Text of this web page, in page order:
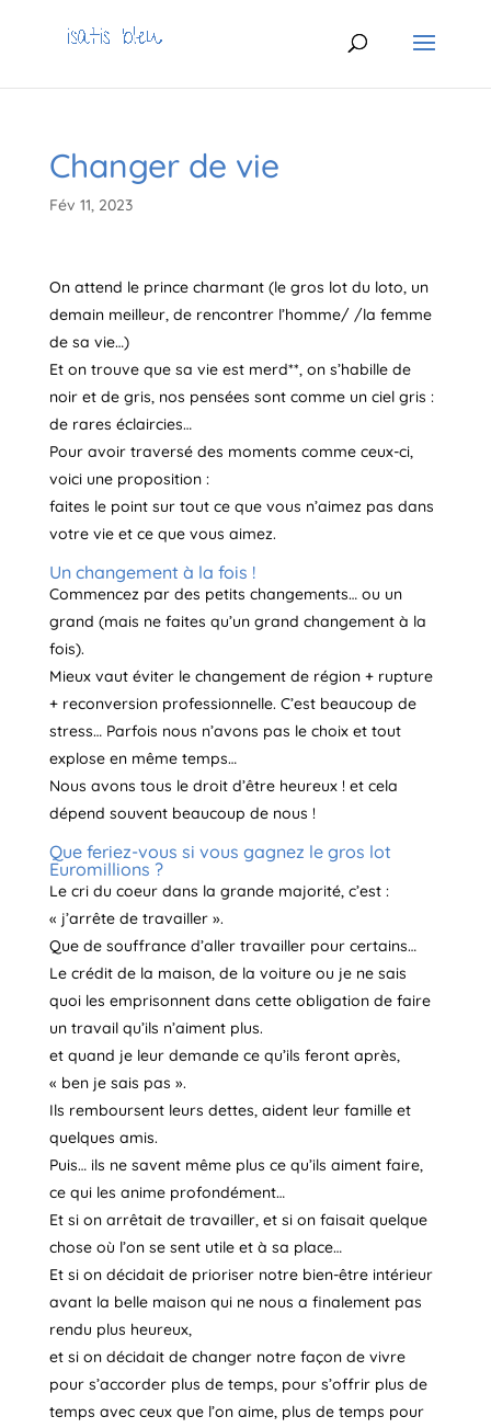
Changer de vie
Fév 11, 2023
On attend le prince charmant (le gros lot du loto, un
demain meilleur, de rencontrer l’homme/ /la femme
de sa vie…)
Et on trouve que sa vie est merd**, on s’habille de
noir et de gris, nos pensées sont comme un ciel gris :
de rares éclaircies…
Pour avoir traversé des moments comme ceux-ci,
voici une proposition :
faites le point sur tout ce que vous n’aimez pas dans
votre vie et ce que vous aimez.
Un changement à la fois !
Commencez par des petits changements… ou un
grand (mais ne faites qu’un grand changement à la
fois).
Mieux vaut éviter le changement de région + rupture
+ reconversion professionnelle. C’est beaucoup de
stress… Parfois nous n’avons pas le choix et tout
explose en même temps…
Nous avons tous le droit d’être heureux ! et cela
dépend souvent beaucoup de nous !
Que feriez-vous si vous gagnez le gros lot
Euromillions ?
Le cri du coeur dans la grande majorité, c’est :
« j’arrête de travailler ».
Que de souffrance d’aller travailler pour certains…
Le crédit de la maison, de la voiture ou je ne sais
quoi les emprisonnent dans cette obligation de faire
un travail qu’ils n’aiment plus.
et quand je leur demande ce qu’ils feront après,
« ben je sais pas ».
Ils remboursent leurs dettes, aident leur famille et
quelques amis.
Puis… ils ne savent même plus ce qu’ils aiment faire,
ce qui les anime profondément…
Et si on arrêtait de travailler, et si on faisait quelque
chose où l’on se sent utile et à sa place…
Et si on décidait de prioriser notre bien-être intérieur
avant la belle maison qui ne nous a finalement pas
rendu plus heureux,
et si on décidait de changer notre façon de vivre
pour s’accorder plus de temps, pour s’offrir plus de
temps avec ceux que l’on aime, plus de temps pour